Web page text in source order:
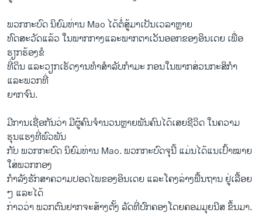
ພວກ​ກະບົດ ນິຍົມທ່ານ ​Mao ​ໄດ້​ຕໍ່ສູ້​ມາ​ເປັນ​ເວລາ​ຫຼາຍ​
ທົດ​ສະ​ວັດ​ແລ້ວ ໃນ​ພາກ​ກາງ​ແລະ​ພາກ​ຕາ​ເວັນ​ອອກຂອງ​ອິນ​ເດ​ຍ ເພື່ອ
ຮຽກຮ້ອງ​ຂໍ
ທີ່​ດິນ​ ​ແລະ​ວຽກເຮັດງານທຳສຳລັບ​ກຳມະ ກອນໃນພາກສ່ວນກະສິກຳ ​
ແລະ​ພວກ​ທີ່
​ຍາກຈົນ.
ມີ​ການ​ເຊື່ອກັນ​ວ່າ ​ມີ​ຜູ້​ຄົນ​ຈຳນວນຫຼາຍພັນ​ຄົນໄດ້ເສຍ​ຊີວິດ ໃນ​ຄວາມ
ຮຸນແຮງທີ່​ພົວພັນ
​ກັບ ພວກ​ກະບົດ ນິຍົມທ່ານ ​Mao. ພວກ​ກະບົດຈຸນີ້ ແມ່ນ​ໄດ້​ແນ​ເປົ້າ​ໝາຍ​
ໃສ່​ພວກກອງ
ກຳລັງ​ຮັກສາ​ຄວາມ​ປອດ​ໄພຂອງອິນ​ເດຍ ແລະ​ໂຄງ​ລ່າງ​ພື້ນຖານ ຢູ່ເລື້ອຍ
ໆ ແລະ​ໄດ້​
ກ່າວ​ວ່າ ພວກ​ຕົນຢາກ​ຈະ​ສ້າງ​ຕັ້ງ​ ລັດທີ່ປົກຄອງໂດຍ​ຄອມ​ມຸຍນີສ ຂຶ້ນມາ.